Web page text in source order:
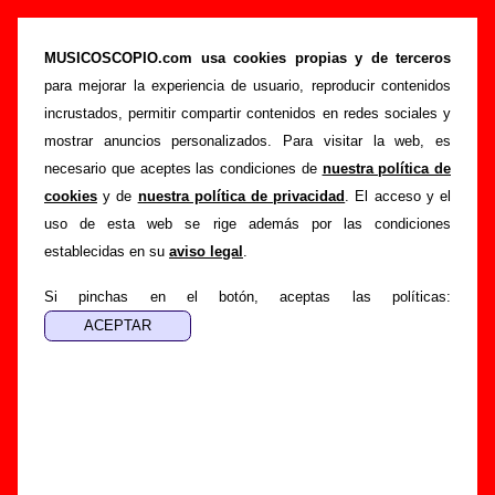
MUSICOSCOPIO.com usa cookies propias y de terceros
para mejorar la experiencia de usuario, reproducir contenidos
incrustados, permitir compartir contenidos en redes sociales y
mostrar anuncios personalizados. Para visitar la web, es
necesario que aceptes las condiciones de nuestra política de
cookies y de nuestra política de privacidad . El acceso y el
uso de esta web se rige además por las condiciones
establecidas en su aviso legal .
Si pinchas en el botón, aceptas las políticas:
Sidonie - Añadir o corregir información
Portada >Sidonie >Añadir
Si tienes información adicional, puedes enviar nueva
información o corregir la existente mediante el siguiente
formulario o escribiendo un e-mail a
guialven@musicoscopio.com.Gracias por tu
colaboración.
Nombre: